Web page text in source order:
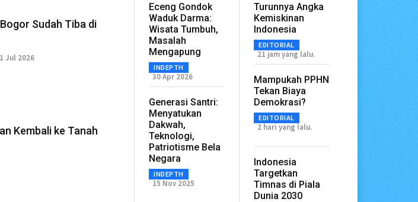
Sudah Tiba di
1 Jul 2026
Kembali ke Tanah
Eceng Gondok
Waduk Darma:
Wisata Tumbuh,
Masalah
Mengapung
INDEPTH
30 Apr 2026
Generasi Santri:
Menyatukan
Dakwah,
Teknologi,
Patriotisme Bela
Negara
INDEPTH
15 Nov 2025
Turunnya Angka
Kemiskinan
Indonesia
EDITORIAL
21 jam yang lalu.
Mampukah PPHN
Tekan Biaya
Demokrasi?
EDITORIAL
2 hari yang lalu.
Indonesia
Targetkan
Timnas di Piala
Dunia 2030